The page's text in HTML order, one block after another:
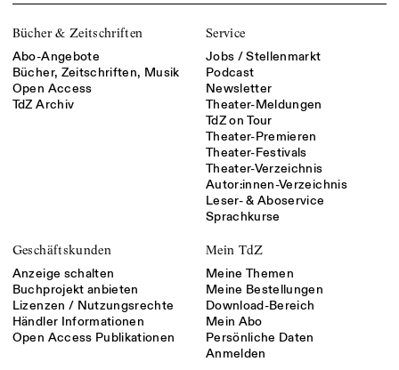
Bücher & Zeitschriften
Abo-Angebote
Bücher, Zeitschriften, Musik
Open Access
TdZ Archiv
Service
Jobs / Stellenmarkt
Podcast
Newsletter
Theater-Meldungen
TdZ on Tour
Theater-Premieren
Theater-Festivals
Theater-Verzeichnis
Autor:innen-Verzeichnis
Leser- & Aboservice
Sprachkurse
Geschäftskunden
Anzeige schalten
Buchprojekt anbieten
Lizenzen / Nutzungsrechte
Händler Informationen
Open Access Publikationen
Mein TdZ
Meine Themen
Meine Bestellungen
Download-Bereich
Mein Abo
Persönliche Daten
Anmelden